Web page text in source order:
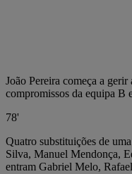
João Pereira começa a
compromissos da equipa B
78'
Quatro substituições de
Silva, Manuel Mendonça,
entram Gabriel Melo,